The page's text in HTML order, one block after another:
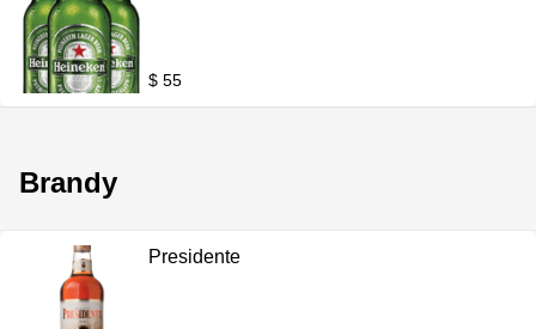
$ 55
Brandy
Presidente